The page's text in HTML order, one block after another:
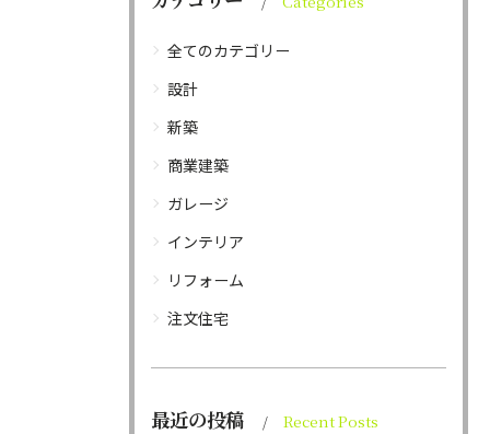
全てのカテゴリー
設計
新築
商業建築
ガレージ
インテリア
リフォーム
注文住宅
最近の投稿 Recent Posts